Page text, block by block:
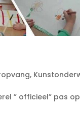
,
” officieel” pas